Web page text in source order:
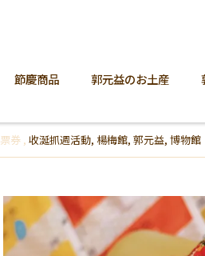
節慶商品 郭元益のお土産
票券, 收涎抓週活動, 楊梅館, 郭元益, 博物館